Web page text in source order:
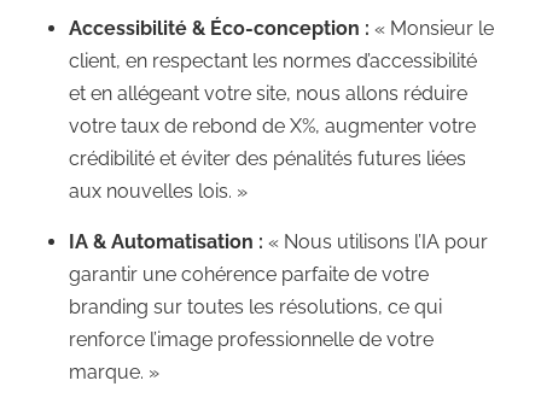
Accessibilité & Éco-conception : « Monsieur le
client, en respectant les normes d’accessibilité
et en allégeant votre site, nous allons réduire
votre taux de rebond de X%, augmenter votre
crédibilité et éviter des pénalités futures liées
aux nouvelles lois. »
IA & Automatisation : « Nous utilisons l’IA pour
garantir une cohérence parfaite de votre
branding sur toutes les résolutions, ce qui
renforce l’image professionnelle de votre
marque. »